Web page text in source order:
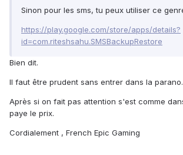
Sinon pour les sms, tu peux utiliser ce
https://play.google.com/store/apps/details?
id=com.riteshsahu.SMSBackupRestore
Bien dit.
Il faut être prudent sans entrer dans la parano.
Après si on fait pas attention s'est comme
paye le prix.
Cordialement , French Epic Gaming